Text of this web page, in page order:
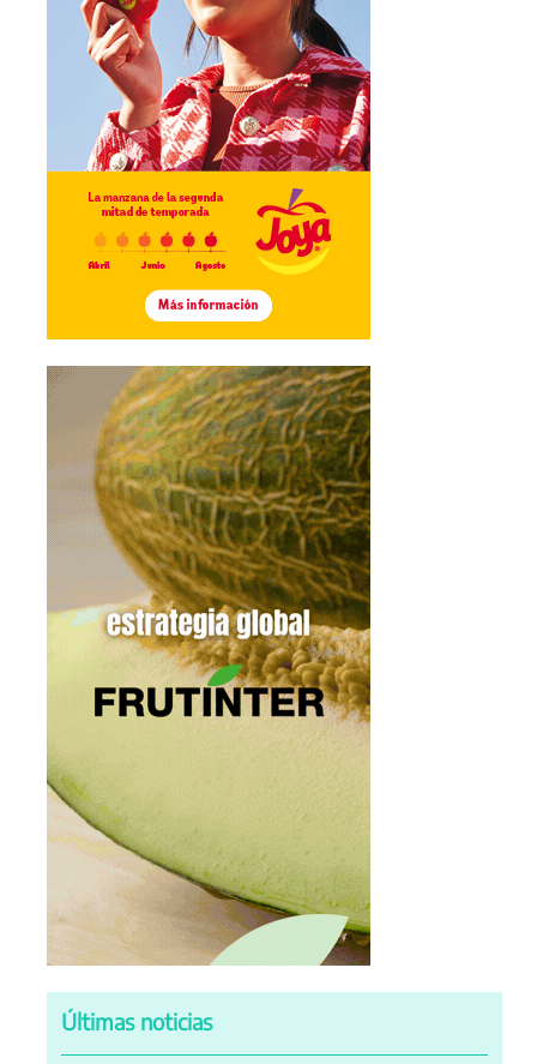
Últimas noticias